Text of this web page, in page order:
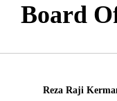
Board
Reza Raji